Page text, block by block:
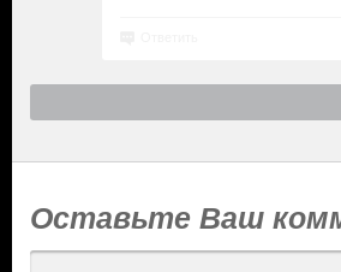
Оставьте Ваш